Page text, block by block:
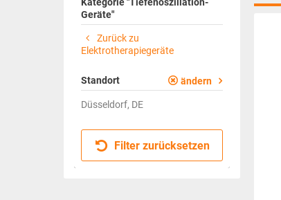
Geräte"
Zurück zu
Elektrotherapiegeräte
Standort ändern
Düsseldorf, DE
Filter zurücksetzen